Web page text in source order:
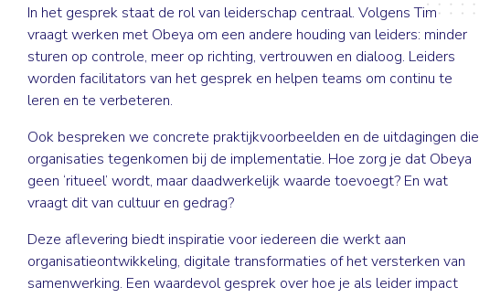
In het gesprek staat de rol van leiderschap centraal. Volgens Tim
vraagt werken met Obeya om een andere houding van leiders: minder
sturen op controle, meer op richting, vertrouwen en dialoog. Leiders
worden facilitators van het gesprek en helpen teams om continu te
leren en te verbeteren.
Ook bespreken we concrete praktijkvoorbeelden en de uitdagingen die
organisaties tegenkomen bij de implementatie. Hoe zorg je dat Obeya
geen ‘ritueel’ wordt, maar daadwerkelijk waarde toevoegt? En wat
vraagt dit van cultuur en gedrag?
Deze aflevering biedt inspiratie voor iedereen die werkt aan
organisatieontwikkeling, digitale transformaties of het versterken van
samenwerking. Een waardevol gesprek over hoe je als leider impact